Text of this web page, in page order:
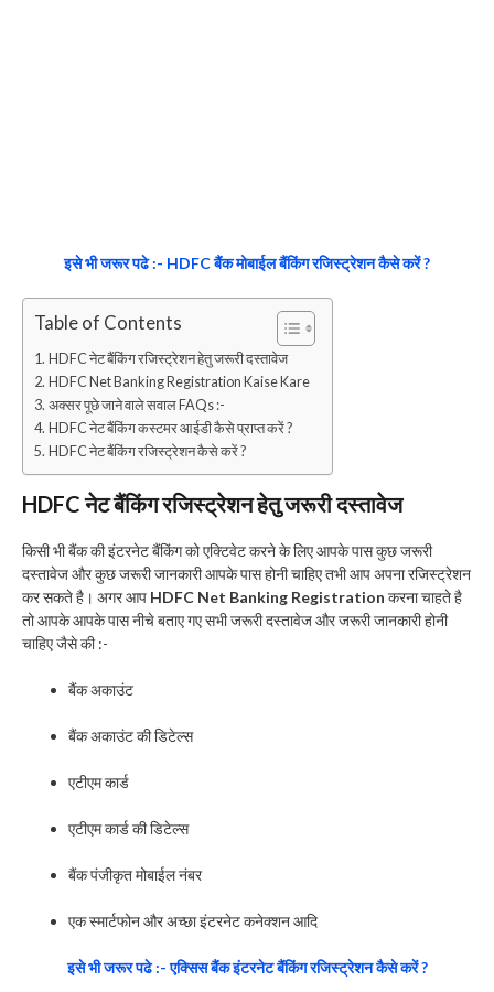
इसे भी जरूर पढे :- HDFC बैंक मोबाईल बैंकिंग रजिस्ट्रेशन कैसे करें ?
Table of Contents
HDFC नेट बैंकिंग रजिस्ट्रेशन हेतु जरूरी दस्तावेज
HDFC Net Banking Registration Kaise Kare
अक्सर पूछे जाने वाले सवाल FAQs :-
HDFC नेट बैंकिंग कस्टमर आईडी कैसे प्राप्त करें ?
HDFC नेट बैंकिंग रजिस्ट्रेशन कैसे करें ?
HDFC नेट बैंकिंग रजिस्ट्रेशन हेतु जरूरी दस्तावेज
किसी भी बैंक की इंटरनेट बैंकिंग को एक्टिवेट करने के लिए आपके पास कुछ जरूरी
दस्तावेज और कुछ जरूरी जानकारी आपके पास होनी चाहिए तभी आप अपना रजिस्ट्रेशन
कर सकते है। अगर आप HDFC Net Banking Registration करना चाहते है
तो आपके आपके पास नीचे बताए गए सभी जरूरी दस्तावेज और जरूरी जानकारी होनी
चाहिए जैसे की :-
बैंक अकाउंट
बैंक अकाउंट की डिटेल्स
एटीएम कार्ड
एटीएम कार्ड की डिटेल्स
बैंक पंजीकृत मोबाईल नंबर
एक स्मार्टफोन और अच्छा इंटरनेट कनेक्शन आदि
इसे भी जरूर पढे :- एक्सिस बैंक इंटरनेट बैंकिंग रजिस्ट्रेशन कैसे करें ?